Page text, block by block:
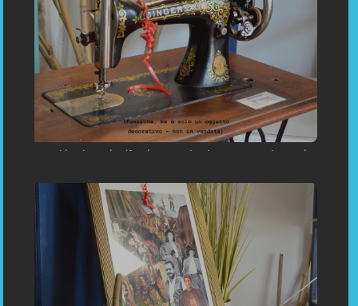
shorts »
«Macchinada Cucire (funziona, ma è solo un oggettodecorativo